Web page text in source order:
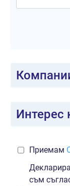
Интерес
Приемам
съм